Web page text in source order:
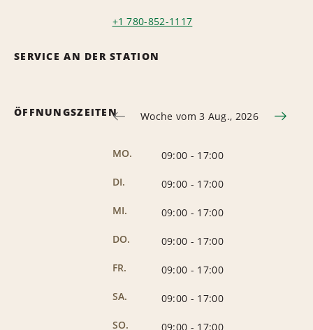
+1 780-852-1117
SERVICE AN DER STATION
ÖFFNUNGSZEITEN Woche vom 3 Aug., 2026
MO. 09:00 - 17:00
DI.
09:00 - 17:00
MI.
09:00 - 17:00
DO.
09:00 - 17:00
FR.
09:00 - 17:00
SA.
09:00 - 17:00
SO.
09:00 - 17:00